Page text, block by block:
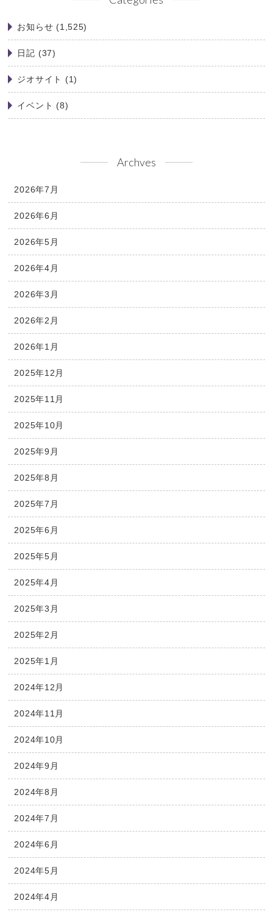
お知らせ (1,525)
日記 (37)
ジオサイト (1)
イベント (8)
Archves
2026年7月
2026年6月
2026年5月
2026年4月
2026年3月
2026年2月
2026年1月
2025年12月
2025年11月
2025年10月
2025年9月
2025年8月
2025年7月
2025年6月
2025年5月
2025年4月
2025年3月
2025年2月
2025年1月
2024年12月
2024年11月
2024年10月
2024年9月
2024年8月
2024年7月
2024年6月
2024年5月
2024年4月